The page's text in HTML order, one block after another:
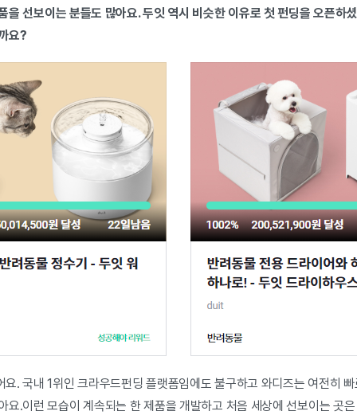
을 선보이는 분들도 많아요. 두잇 역시 비슷한 이유로 첫 펀딩을 오픈하
요?
. 국내 1위인 크라우드펀딩 플랫폼임에도 불구하고 와디즈는 여전히
요.이런 모습이 계속되는 한 제품을 개발하고 처음 세상에 선보이는 곳